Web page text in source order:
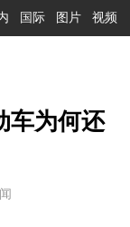
国际 图片 视频
车为何还